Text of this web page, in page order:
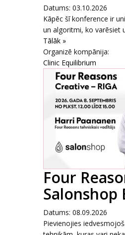
Datums: 03.10.2026
Kāpēc šī konference ir
un algoritmi, ko varēsiet
Tālāk »
Organizē kompānija:
Clinic Equilibrium
Four
Salonshop
Datums: 08.09.2026
Pievienojies